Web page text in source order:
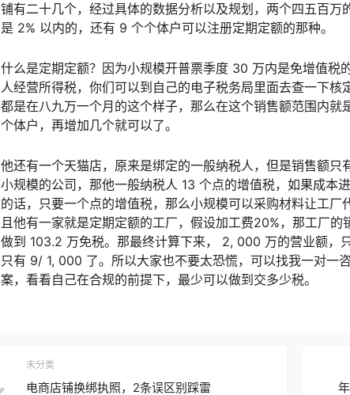
铺有二十几个，经过具体的数据分析以及规划，两个四五百万
是 2% 以内的，还有 9 个个体户可以注册定期定额的那种。
什么是定期定额？因为小规模开普票季度 30 万内是免增值税
人经营所得税，你们可以到自己的电子税务局里面去查一下
都是在八九万一个月的这个样子，那么在这个销售额范围内
个体户，再增加几个就可以了。
他还有一个天猫店，原来是绑定的一般纳税人，但是销售额
小规模的公司，那他一般纳税人 13 个点的增值税，如果成本
的话，只要一个点的增值税，那么小规模可以采购材料让工
且他有一家就是定期定额的工厂，假设加工费20%，那工厂
做到 103.2 万免税。那最终计算下来， 2, 000 万的营业额，
只有 9/ 1, 000 了。所以大家也不要太恐慌，可以找我一对一
案，看看自己在合规的前提下，最少可以做到交多少税。
未分类
电商店铺换绑执照，2条误区别踩雷